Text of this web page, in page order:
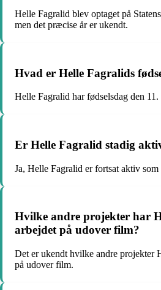
Helle Fagralid blev optaget på
men det præcise år er ukendt.
Hvad er Helle Fagralids
Helle Fagralid har fødselsdag den 11.
Er Helle Fagralid stadig
Ja, Helle Fagralid er fortsat aktiv som
Hvilke andre projekter har
arbejdet på udover film?
Det er ukendt hvilke andre projekter
på udover film.